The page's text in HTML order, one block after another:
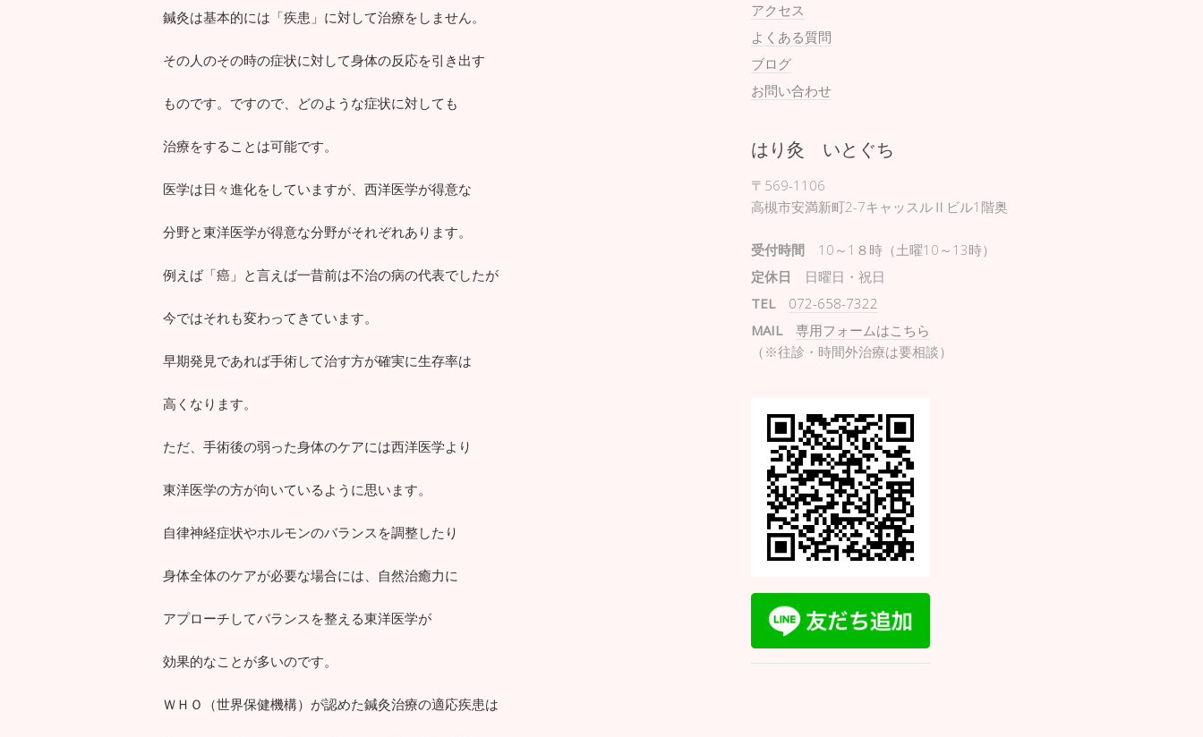
鍼灸は基本的には「疾患」に対して治療をしません。
その人のその時の症状に対して身体の反応を引き出す
ものです。ですので、どのような症状に対しても
治療をすることは可能です。
医学は日々進化をしていますが、西洋医学が得意な
分野と東洋医学が得意な分野がそれぞれあります。
例えば「癌」と言えば一昔前は不治の病の代表でしたが
今ではそれも変わってきています。
早期発見であれば手術して治す方が確実に生存率は
高くなります。
ただ、手術後の弱った身体のケアには西洋医学より
東洋医学の方が向いているように思います。
自律神経症状やホルモンのバランスを調整したり
身体全体のケアが必要な場合には、自然治癒力に
アプローチしてバランスを整える東洋医学が
効果的なことが多いのです。
ＷＨＯ（世界保健機構）が認めた鍼灸治療の適応疾患は
アクセス
よくある質問
ブログ
お問い合わせ
はり灸 いとぐち
〒569-1106
高槻市安満新町2-7キャッスルⅡビル1階奥
受付時間10～1８時（土曜10～13時）
定休日 日曜日・祝日
TEL
072-658-7322
MAIL
専用フォームはこちら
（※往診・時間外治療は要相談）